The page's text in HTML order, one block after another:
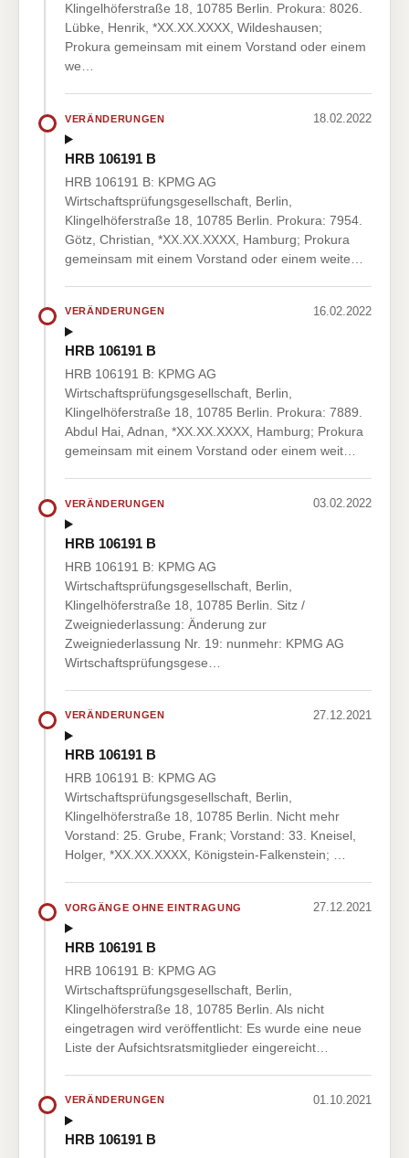
Klingelhöferstraße 18, 10785 Berlin. Prokura: 8026.
Lübke, Henrik, *XX.XX.XXXX, Wildeshausen;
Prokura gemeinsam mit einem Vorstand oder einem
we…
VERÄNDERUNGEN 18.02.2022
HRB 106191 B
HRB 106191 B: KPMG AG
Wirtschaftsprüfungsgesellschaft, Berlin,
Klingelhöferstraße 18, 10785 Berlin. Prokura: 7954.
Götz, Christian, *XX.XX.XXXX, Hamburg; Prokura
gemeinsam mit einem Vorstand oder einem weite…
VERÄNDERUNGEN 16.02.2022
HRB 106191 B
HRB 106191 B: KPMG AG
Wirtschaftsprüfungsgesellschaft, Berlin,
Klingelhöferstraße 18, 10785 Berlin. Prokura: 7889.
Abdul Hai, Adnan, *XX.XX.XXXX, Hamburg; Prokura
gemeinsam mit einem Vorstand oder einem weit…
VERÄNDERUNGEN 03.02.2022
HRB 106191 B
HRB 106191 B: KPMG AG
Wirtschaftsprüfungsgesellschaft, Berlin,
Klingelhöferstraße 18, 10785 Berlin. Sitz /
Zweigniederlassung: Änderung zur
Zweigniederlassung Nr. 19: nunmehr: KPMG AG
Wirtschaftsprüfungsgese…
VERÄNDERUNGEN 27.12.2021
HRB 106191 B
HRB 106191 B: KPMG AG
Wirtschaftsprüfungsgesellschaft, Berlin,
Klingelhöferstraße 18, 10785 Berlin. Nicht mehr
Vorstand: 25. Grube, Frank; Vorstand: 33. Kneisel,
Holger, *XX.XX.XXXX, Königstein-Falkenstein; …
VORGÄNGE OHNE EINTRAGUNG 27.12.2021
HRB 106191 B
HRB 106191 B: KPMG AG
Wirtschaftsprüfungsgesellschaft, Berlin,
Klingelhöferstraße 18, 10785 Berlin. Als nicht
eingetragen wird veröffentlicht: Es wurde eine neue
Liste der Aufsichtsratsmitglieder eingereicht…
VERÄNDERUNGEN 01.10.2021
HRB 106191 B